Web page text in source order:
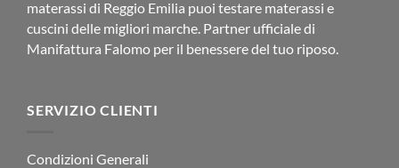
materassi di Reggio Emilia puoi testare materassi e
cuscini delle migliori marche. Partner ufficiale di
Manifattura Falomo per il benessere del tuo riposo.
SERVIZIO CLIENTI
Condizioni Generali